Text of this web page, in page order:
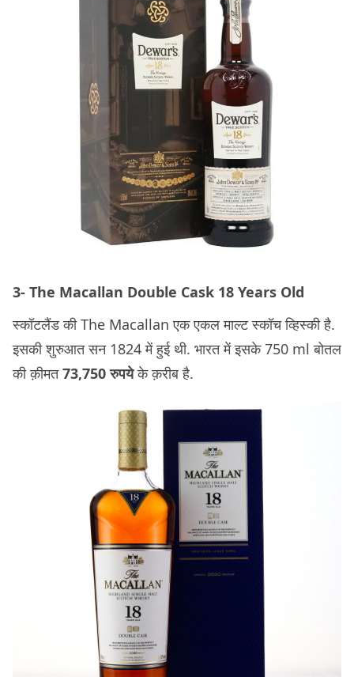
3- The Macallan Double Cask 18 Years Old
स्कॉटलैंड की The Macallan एक एकल माल्ट स्कॉच व्हिस्की है.
इसकी शुरुआत सन 1824 में हुई थी. भारत में इसके 750 ml बोतल
की क़ीमत73,750 रुपयेके क़रीब है.